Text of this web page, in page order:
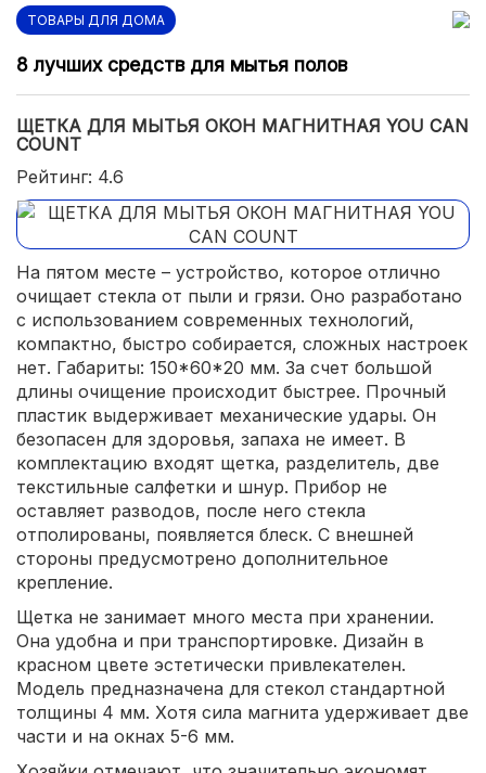
ТОВАРЫ ДЛЯ ДОМА
8 лучших средств для мытья полов
ЩЕТКА ДЛЯ МЫТЬЯ ОКОН МАГНИТНАЯ YOU CAN
COUNT
Рейтинг: 4.6
На пятом месте – устройство, которое отлично
очищает стекла от пыли и грязи. Оно разработано
с использованием современных технологий,
компактно, быстро собирается, сложных настроек
нет. Габариты: 150*60*20 мм. За счет большой
длины очищение происходит быстрее. Прочный
пластик выдерживает механические удары. Он
безопасен для здоровья, запаха не имеет. В
комплектацию входят щетка, разделитель, две
текстильные салфетки и шнур. Прибор не
оставляет разводов, после него стекла
отполированы, появляется блеск. С внешней
стороны предусмотрено дополнительное
крепление.
Щетка не занимает много места при хранении.
Она удобна и при транспортировке. Дизайн в
красном цвете эстетически привлекателен.
Модель предназначена для стекол стандартной
толщины 4 мм. Хотя сила магнита удерживает две
части и на окнах 5-6 мм.